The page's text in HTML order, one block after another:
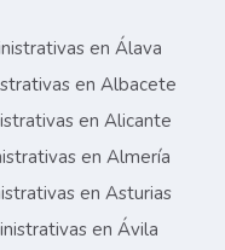
en Álava
en Albacete
en Alicante
en Almería
en Asturias
en Ávila